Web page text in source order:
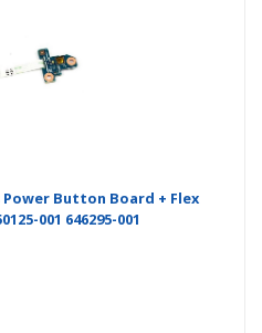
Power Button Board + Flex
001 646295-001